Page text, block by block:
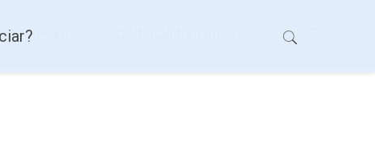
bio 7